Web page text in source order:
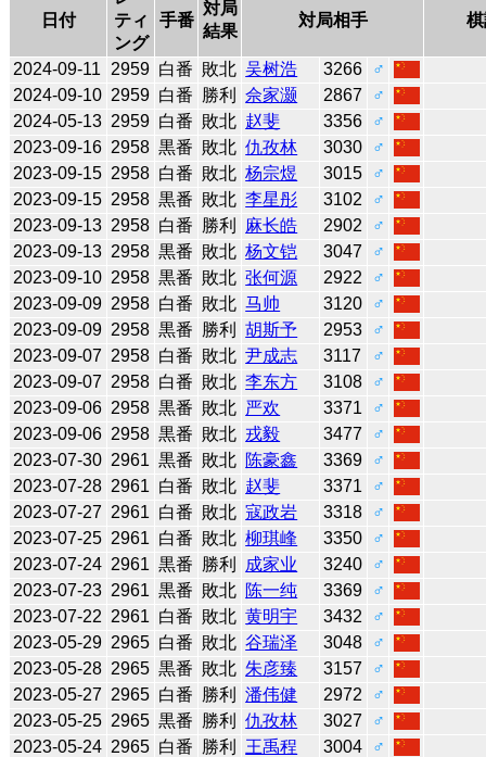
日付
ティ
ング
手番
対局
結果
対局相手
2024-09-11 2959 白番 敗北 吴树浩 3266
♂
2024-09-10 2959 白番 勝利 佘家灏 2867
♂
2024-05-13 2959 白番 敗北 赵斐 3356
♂
2023-09-16 2958 黒番 敗北 仇孜林 3030
♂
2023-09-15 2958 白番 敗北 杨宗煜 3015
♂
2023-09-15 2958 黒番 敗北 李星彤 3102
♂
2023-09-13 2958 白番 勝利 麻长皓 2902
♂
2023-09-13 2958 黒番 敗北 杨文铠 3047
♂
2023-09-10 2958 黒番 敗北 张何源 2922
♂
2023-09-09 2958 白番 敗北 马帅 3120
♂
2023-09-09 2958 黒番 勝利 胡斯予 2953
♂
2023-09-07 2958 白番 敗北 尹成志 3117
♂
2023-09-07 2958 白番 敗北 李东方 3108
♂
2023-09-06 2958 黒番 敗北 严欢 3371
♂
2023-09-06 2958 黒番 敗北 戎毅 3477
♂
2023-07-30 2961 黒番 敗北 陈豪鑫 3369
♂
2023-07-28 2961 白番 敗北 赵斐 3371
♂
2023-07-27 2961 白番 敗北 寇政岩 3318
♂
2023-07-25 2961 白番 敗北 柳琪峰 3350
♂
2023-07-24 2961 黒番 勝利 成家业 3240
♂
2023-07-23 2961 黒番 敗北 陈一纯 3369
♂
2023-07-22 2961 白番 敗北 黄明宇 3432
♂
2023-05-29 2965 白番 敗北 谷瑞泽 3048
♂
2023-05-28 2965 黒番 敗北 朱彦臻 3157
♂
2023-05-27 2965 白番 勝利 潘伟健 2972
♂
2023-05-25 2965 黒番 勝利 仇孜林 3027
♂
2023-05-24 2965 白番 勝利 王禹程 3004
♂